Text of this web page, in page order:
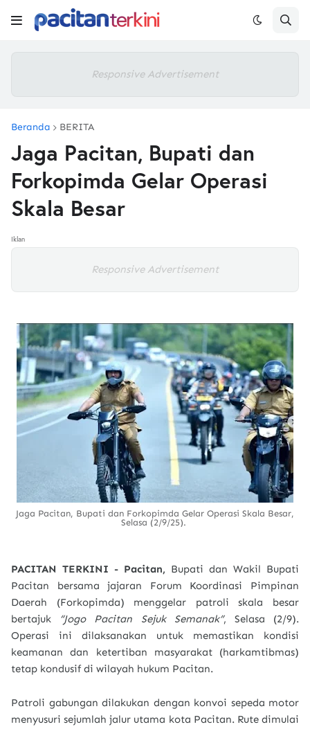
Responsive Advertisement
Beranda BERITA
Jaga Pacitan, Bupati dan
Forkopimda Gelar Operasi
Skala Besar
Iklan
Responsive Advertisement
Jaga Pacitan, Bupati dan Forkopimda Gelar Operasi Skala Besar,
Selasa (2/9/25).
PACITAN TERKINI - Pacitan, Bupati dan Wakil Bupati
Pacitan bersama jajaran Forum Koordinasi Pimpinan
Daerah (Forkopimda) menggelar patroli skala besar
bertajuk
“Jogo Pacitan Sejuk Semanak”, Selasa (2/9).
Operasi ini dilaksanakan untuk memastikan kondisi
keamanan dan ketertiban masyarakat (harkamtibmas)
tetap kondusif di wilayah hukum Pacitan.
Patroli gabungan dilakukan dengan konvoi sepeda motor
menyusuri sejumlah jalur utama kota Pacitan. Rute dimulai